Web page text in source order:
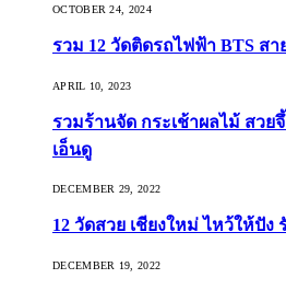
OCTOBER 24, 2024
รวม 12 วัดติดรถไฟฟ้า BTS ส
APRIL 10, 2023
รวมร้านจัด กระเช้าผลไม้ สวย
เอ็นดู
DECEMBER 29, 2022
12 วัดสวย เชียงใหม่ ไหว้ให้ปัง
DECEMBER 19, 2022